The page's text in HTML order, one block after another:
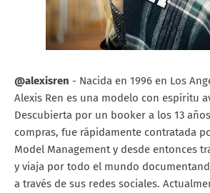
@alexisren - Nacida en 1996 en Los
Alexis Ren es una modelo con espíritu
Descubierta por un booker a los 13
compras, fue rápidamente contratada
Model Management y desde entonces
y viaja por todo el mundo
a través de sus redes sociales.